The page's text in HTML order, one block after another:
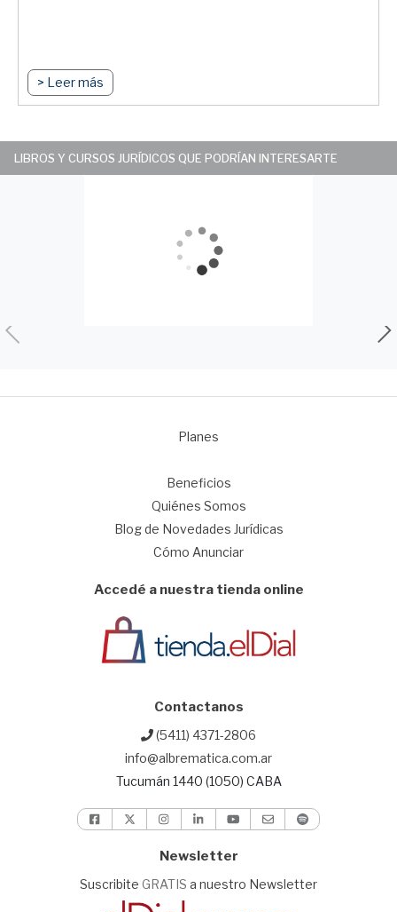
> Leer más
LIBROS Y CURSOS JURÍDICOS QUE PODRÍAN INTERESARTE
Planes
Beneficios
Quiénes Somos
Blog de Novedades Jurídicas
Cómo Anunciar
Accedé a nuestra tienda online
Contactanos
(5411) 4371-2806
info@albrematica.com.ar
Tucumán 1440 (1050) CABA
Newsletter
Suscribite GRATIS a nuestro Newsletter